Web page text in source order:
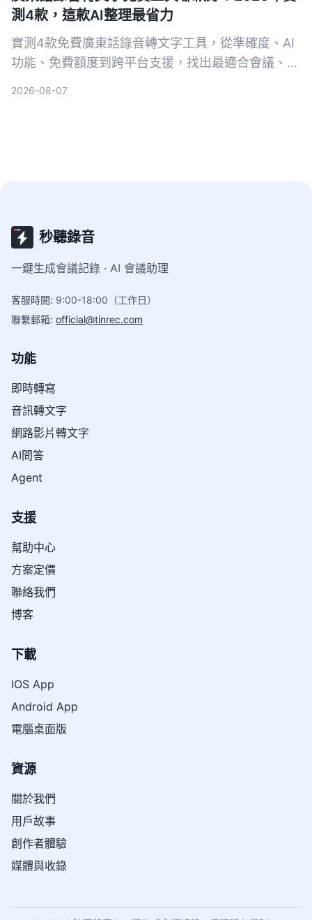
測4款，這款AI整理最省力
實測4款免費廣東話錄音轉文字工具，從準確度、AI
功能、免費額度到跨平台支援，找出最適合會議、訪
2026-08-07
秒聽錄音
一鍵生成會議記錄 · AI 會議助理
客服時間: 9:00-18:00（工作日）
聯繫郵箱: official@tinrec.com
功能
即時轉寫
音訊轉文字
網路影片轉文字
AI問答
Agent
支援
幫助中心
方案定價
聯絡我們
博客
下載
IOS App
Android App
電腦桌面版
資源
關於我們
用戶故事
創作者體驗
媒體與收錄